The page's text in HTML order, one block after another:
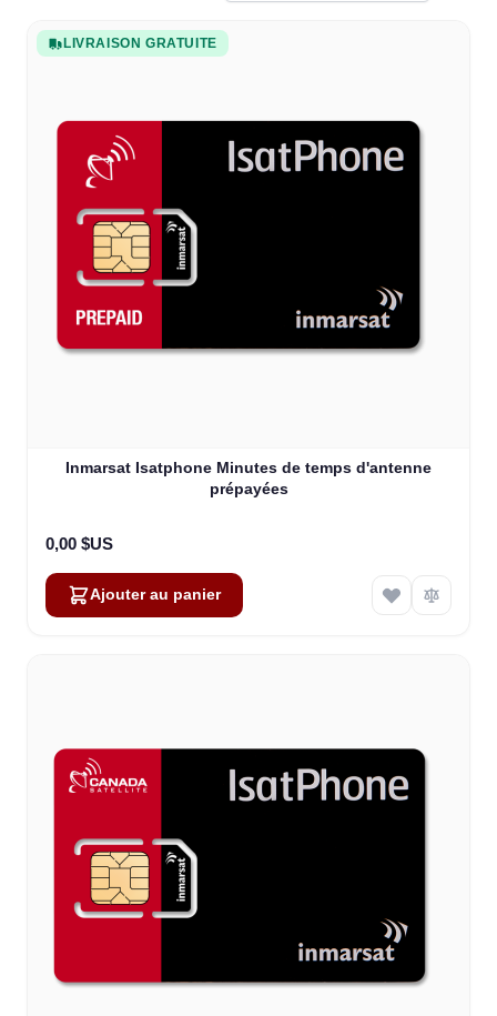
LIVRAISON GRATUITE
Inmarsat Isatphone Minutes de temps d'antenne
prépayées
0,00 $US
Ajouter au panier